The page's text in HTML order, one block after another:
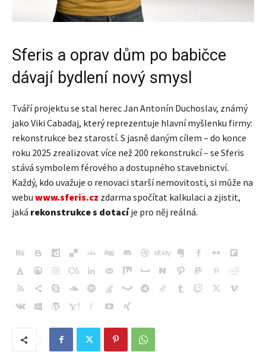
Sferis a oprav dům po babičce
dávají bydlení nový smysl
Tváří projektu se stal herec Jan Antonín Duchoslav, známý
jako Viki Cabadaj, který reprezentuje hlavní myšlenku firmy:
rekonstrukce bez starostí. S jasně daným cílem – do konce
roku 2025 zrealizovat více než 200 rekonstrukcí – se Sferis
stává symbolem férového a dostupného stavebnictví.
Každý, kdo uvažuje o renovaci starší nemovitosti, si může na
webu www.sferis.cz zdarma spočítat kalkulaci a zjistit,
jaká rekonstrukce s dotacíje pro něj reálná.